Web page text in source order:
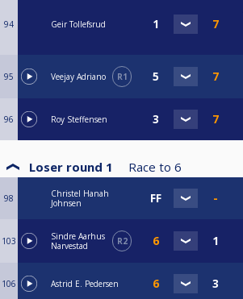
94 Geir Tollefsrud
95 Veejay Adriano R1
96 Roy Steffensen
Loser round 1 Race to 6
98
Christel Hanah
Johnsen
103
Sindre Aarhus
Narvestad
R2
106 Astrid E. Pedersen